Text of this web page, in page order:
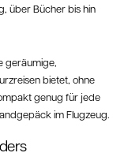
über Bücher bis hin
geräumige,
bietet, ohne
genug für jede
im Flugzeug.